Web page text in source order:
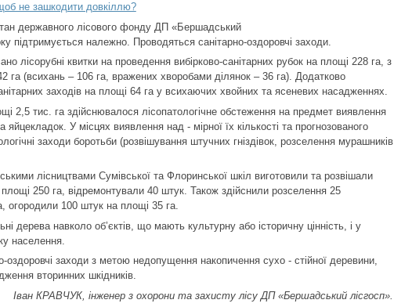
не зашкодити довкіллю?
державного лісового фонду ДП «Бершадський
підтримується належно. Проводяться санітарно-оздоровчі заходи.
лісорубні квитки на проведення вибірково-санітарних рубок на площі 228 га, з
га (всихань – 106 га, вражених хворобами ділянок – 36 га). Додатково
заходів на площі 64 га у всихаючих хвойних та ясеневих насадженнях.
2,5 тис. га здійснювалося лісопатологічне обстеження на предмет виявлення
яйцекладок. У місцях виявлення над - мірної їх кількості та прогнозованого
заходи боротьби (розвішування штучних гніздівок, розселення мурашників
лісництвами Сумівської та Флоринської шкіл виготовили та розвішали
площі 250 га, відремонтували 40 штук. Також здійснили розселення 25
огородили 100 штук на площі 35 га.
дерева навколо об’єктів, що мають культурну або історичну цінність, і у
населення.
оздоровчі заходи з метою недопущення накопичення сухо - стійної деревини,
вторинних шкідників.
Іван КРАВЧУК, інженер з охорони та захисту лісу ДП «Бершадський лісгосп».